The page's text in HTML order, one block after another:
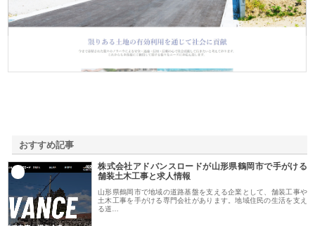
株式会社ＳＲＣ
おすすめ記事
株式会社アドバンスロードが山形県鶴岡市で手がける
舗装土木工事と求人情報
山形県鶴岡市で地域の道路基盤を支える企業として、舗装工事や
土木工事を手がける専門会社があります。地域住民の生活を支え
る道…